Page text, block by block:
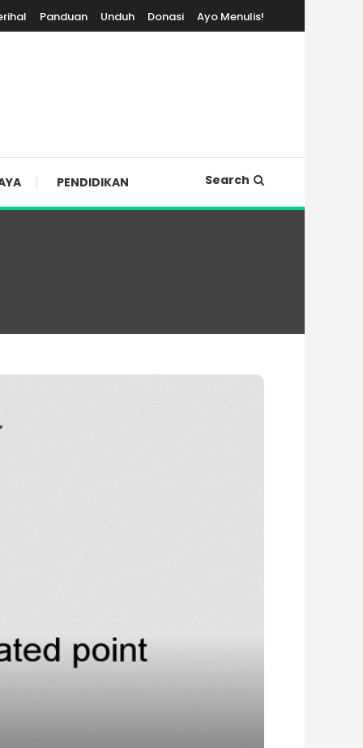
Panduan Unduh Donasi Ayo Menulis!
PENDIDIKAN Search